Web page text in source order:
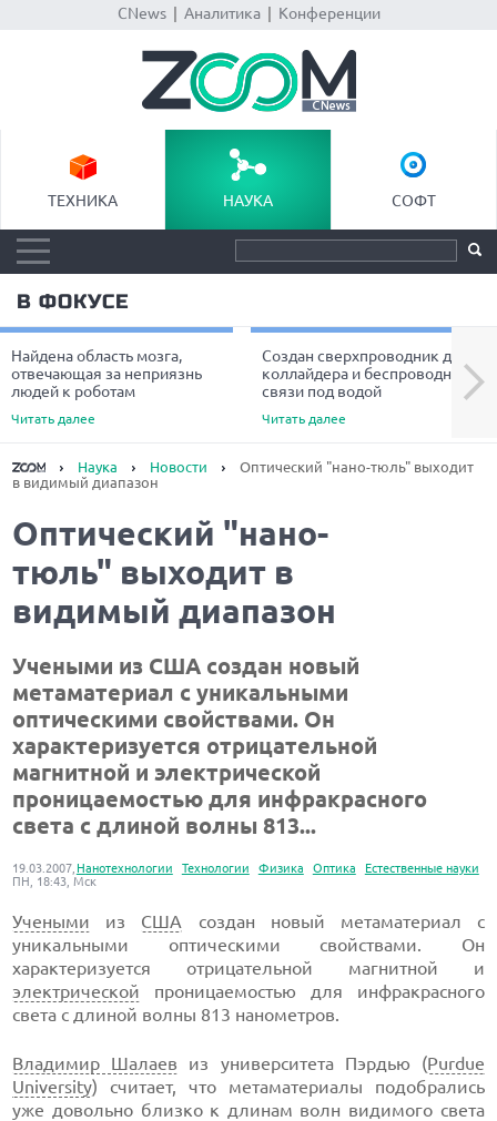
CNews| Аналитика| Конференции
ТЕХНИКА НАУКА СОФТ
В ФОКУСЕ
Найдена область мозга,
отвечающая за неприязнь
людей к роботам
Читать далее
Создан сверхпроводник для
коллайдера и беспроводной
связи под водой
Читать далее
Next
Наука Новости
Оптический "нано-тюль" выходит
в видимый диапазон
Оптический "нано-
тюль" выходит в
видимый диапазон
Учеными из США создан новый
метаматериал с уникальными
оптическими свойствами. Он
характеризуется отрицательной
магнитной и электрической
проницаемостью для инфракрасного
света с длиной волны 813...
Нанотехнологии Технологии Физика Оптика Естественные науки
19.03.2007,
ПН, 18:43, Мск
Учеными из США создан новый метаматериал с
уникальными оптическими свойствами. Он
характеризуется отрицательной магнитной и
электрической проницаемостью для инфракрасного
света с длиной волны 813 нанометров.
Владимир Шалаев из университета Пэрдью (Purdue
University) считает, что метаматериалы подобрались
уже довольно близко к длинам волн видимого света